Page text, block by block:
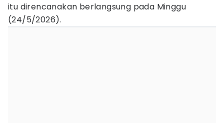
itu direncanakan berlangsung pada Minggu
(24/5/2026).